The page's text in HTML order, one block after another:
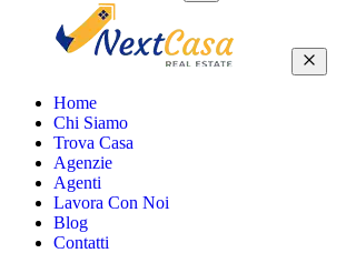
Home
Chi Siamo
Trova Casa
Agenzie
Agenti
Lavora Con Noi
Blog
Contatti